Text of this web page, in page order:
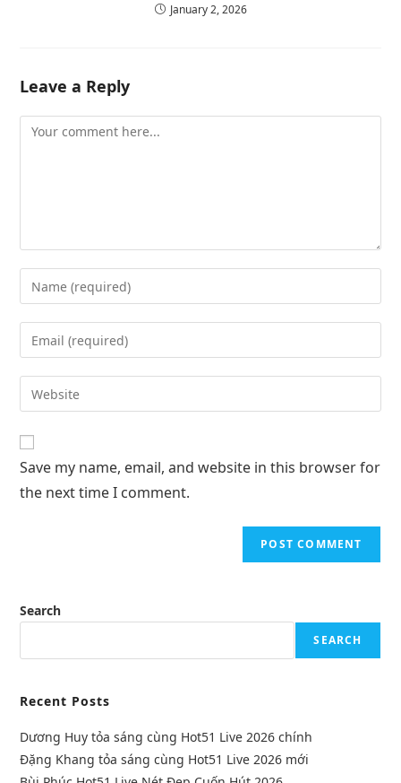
January 2, 2026
Leave a Reply
Save my name, email, and website in this browser for
the next time I comment.
Search
SEARCH
Recent Posts
Dương Huy tỏa sáng cùng Hot51 Live 2026 chính
Đặng Khang tỏa sáng cùng Hot51 Live 2026 mới